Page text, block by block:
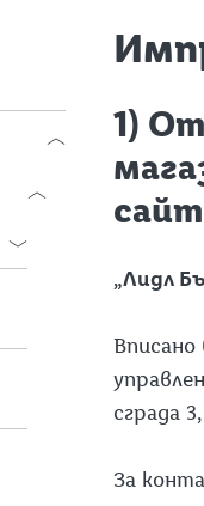
1)
„Лидл
Вписано
сграда
За